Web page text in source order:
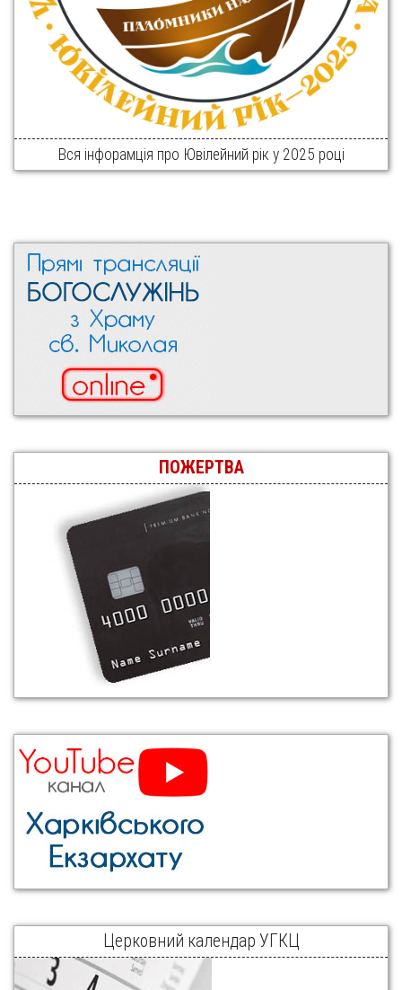
Вся інфорамція про Ювілейний рік у 2025 році
ПОЖЕРТВА
Церковний календар УГКЦ